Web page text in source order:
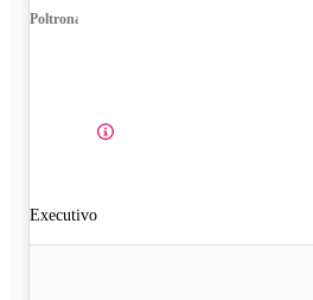
Poltrona
Executivo